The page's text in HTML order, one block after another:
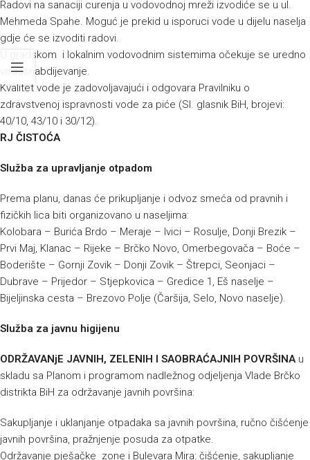
Radovi na sanaciji curenja u vodovodnoj mreži izvodiće se u ul.
Mehmeda Spahe. Moguć je prekid u isporuci vode u dijelu naselja
gdje će se izvoditi radovi.
U gradskom i lokalnim vodovodnim sistemima očekuje se uredno
vodosnabdijevanje.
Kvalitet vode je zadovoljavajući i odgovara Pravilniku o
zdravstvenoj ispravnosti vode za piće (Sl. glasnik BiH, brojevi:
40/10, 43/10 i 30/12).
RJ ČISTOĆA
Služba za upravljanje otpadom
Prema planu, danas će prikupljanje i odvoz smeća od pravnih i
fizičkih lica biti organizovano u naseljima:
Kolobara – Burića Brdo – Meraje – Ivici – Rosulje, Donji Brezik –
Prvi Maj, Klanac – Rijeke – Brčko Novo, Omerbegovača – Boće –
Boderište – Gornji Zovik – Donji Zovik – Štrepci, Seonjaci –
Dubrave – Prijedor – Stjepkovica – Gredice 1, Eš naselje –
Bijeljinska cesta – Brezovo Polje (Čaršija, Selo, Novo naselje).
Služba za javnu higijenu
ODRŽAVANjE JAVNIH, ZELENIH I SAOBRAĆAJNIH POVRŠINAu
skladu sa Planom i programom nadležnog odjeljenja Vlade Brčko
distrikta BiH za održavanje javnih površina:
Sakupljanje i uklanjanje otpadaka sa javnih površina, ručno čišćenje
javnih površina, pražnjenje posuda za otpatke.
Održavanje pješačke zone i Bulevara Mira: čišćenje, sakupljanje